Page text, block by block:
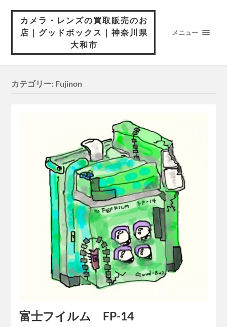
カメラ・レンズの買取販売のお
店｜グッドボックス｜神奈川県
大和市
メニュー
カテゴリー: Fujinon
富士フイルム FP-14